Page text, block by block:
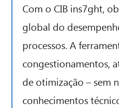
Com o CIB ins7ght,
global do
processos. A
congestionamentos,
de otimização – sem
conhecimentos